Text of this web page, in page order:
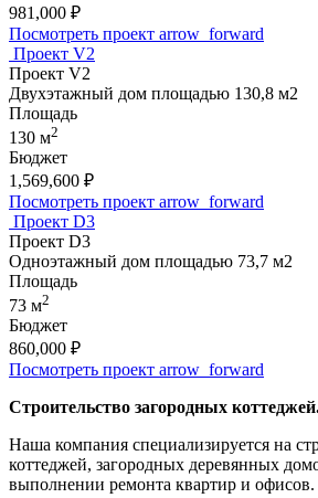
981,000 ₽
Посмотреть проект arrow_forward
Проект V2
Проект V2
Двухэтажный дом площадью 130,8 м2
Площадь
130 м2
Бюджет
1,569,600 ₽
Посмотреть проект arrow_forward
Проект D3
Проект D3
Одноэтажный дом площадью 73,7 м2
Площадь
73 м2
Бюджет
860,000 ₽
Посмотреть проект arrow_forward
Строительство загородных
Наша компания специализируется на
коттеджей, загородных деревянных
выполнении ремонта квартир и офисов.